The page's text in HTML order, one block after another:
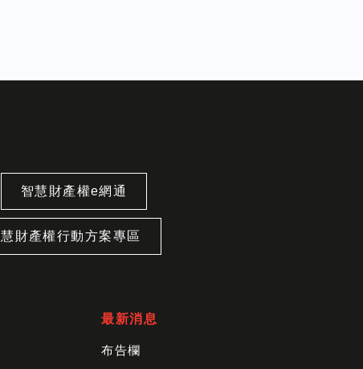
智慧財產權e網通
財產權行動方案專區
最新消息
布告欄